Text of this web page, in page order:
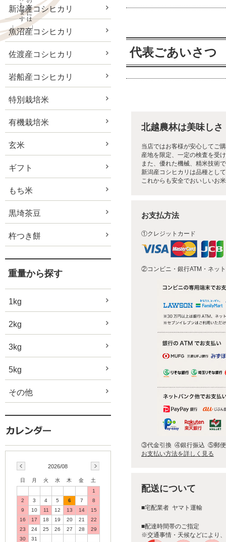
代表ごあいさつ
北越農林は美味し
当店ではお客様が安心してご
産地を限定、一定の検査を受
また、優れた機械、精米技術
新潟産コシヒカリは品種とし
これからも安全でおいしいお
お支払方法
①クレジットカード
②コンビニ・銀行ATM・ネッ
③代金引換 ④銀行振込 ⑤郵便
お支払い方法を詳しく見る
配送について
■宅配業者 ヤマト運輸
■配達時間帯のご指定
※交通事情・天候などにより
新潟産コシヒカリ
魚沼産コシヒカリ
佐渡産コシヒカリ
岩船産コシヒカリ
特別栽培米
有機栽培米
玄米
ギフト
もち米
黒埼茶豆
杵つき餅
重量から探す
1kg
2kg
3kg
5kg
その他
2026/08
日 月 火 水 木 金
土
1
2
3 4 5 6 7
8
9
10 11 12 13 14
15
16
17 18 19 20 21
22
23
24 25 26 27 28
29
30
31